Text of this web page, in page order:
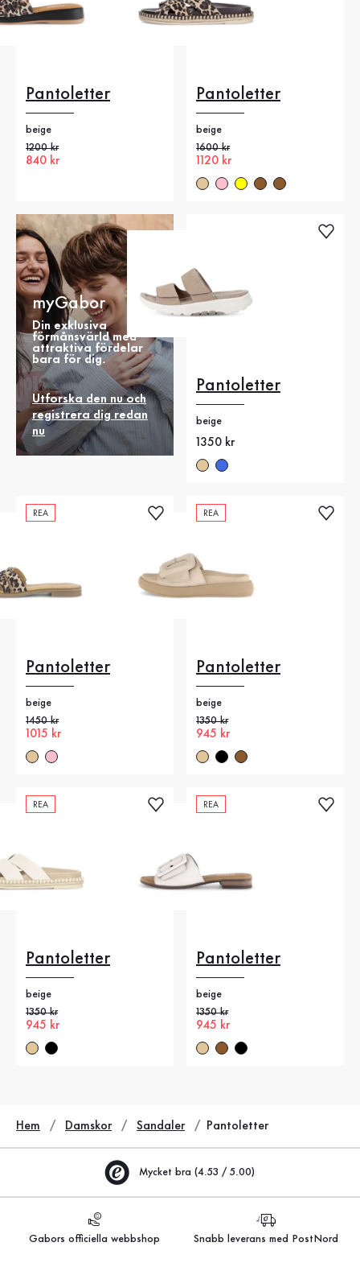
Pantoletter
beige
Gammalt pris
1200 kr
Nytt pris
840 kr
Pantoletter
beige
Gammalt pris
1600 kr
Nytt pris
1120 kr
myGabor
Din exklusiva
förmånsvärld med
attraktiva fördelar
bara för dig.
Utforska den nu och
registrera dig redan
nu
Pantoletter
beige
Nytt pris
1350 kr
REA
Pantoletter
beige
Gammalt pris
1450 kr
Nytt pris
1015 kr
REA
Pantoletter
beige
Gammalt pris
1350 kr
Nytt pris
945 kr
REA
Pantoletter
beige
Gammalt pris
1350 kr
Nytt pris
945 kr
REA
Pantoletter
beige
Gammalt pris
1350 kr
Nytt pris
945 kr
Hem Damskor Sandaler Pantoletter
Mycket bra (4.53 / 5.00)
Gabors officiella webbshop Snabb leverans med PostNord